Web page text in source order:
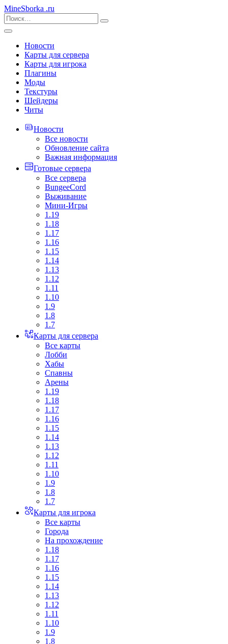
MineSborka .ru
Новости
Карты для сервера
Карты для игрока
Плагины
Моды
Текстуры
Шейдеры
Читы
Новости
Все новости
Обновление сайта
Важная информация
Готовые сервера
Все сервера
BungeeCord
Выживание
Мини-Игры
1.19
1.18
1.17
1.16
1.15
1.14
1.13
1.12
1.11
1.10
1.9
1.8
1.7
Карты для сервера
Все карты
Лобби
Хабы
Спавны
Арены
1.19
1.18
1.17
1.16
1.15
1.14
1.13
1.12
1.11
1.10
1.9
1.8
1.7
Карты для игрока
Все карты
Города
На прохождение
1.18
1.17
1.16
1.15
1.14
1.13
1.12
1.11
1.10
1.9
1.8